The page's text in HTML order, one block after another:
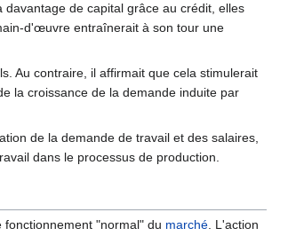
de capital grâce au crédit, elles
d'œuvre entraînerait à son tour une
Au contraire, il affirmait que cela stimulerait
la croissance de la demande induite par
de la demande de travail et des salaires,
dans le processus de production.
fonctionnement "normal" du marché. L'action